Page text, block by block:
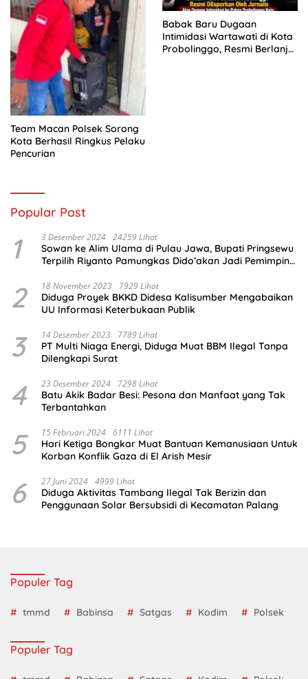
Team Macan Polsek Sorong
Kota Berhasil Ringkus Pelaku
Pencurian
Babak Baru Dugaan
Intimidasi Wartawati di Kota
Probolinggo, Resmi Berlanjut
Popular Post
1 3 Desember 2024 24259 Lihat
Sowan ke Alim Ulama di Pulau Jawa, Bupati Pringsewu
Terpilih Riyanto Pamungkas Dido’akan Jadi Pemimpin
2 18 November 2023 7929 Lihat
Diduga Proyek BKKD Didesa Kalisumber Mengabaikan
UU Informasi Keterbukaan Publik
3 14 Desember 2023 7789 Lihat
PT Multi Niaga Energi, Diduga Muat BBM Ilegal Tanpa
Dilengkapi Surat
4 23 Desember 2024 7298 Lihat
Batu Akik Badar Besi: Pesona dan Manfaat yang Tak
Terbantahkan
5 15 Februari 2024 6111 Lihat
Hari Ketiga Bongkar Muat Bantuan Kemanusiaan Untuk
Korban Konflik Gaza di El Arish Mesir
6 27 Juni 2024 4999 Lihat
Diduga Aktivitas Tambang Ilegal Tak Berizin dan
Penggunaan Solar Bersubsidi di Kecamatan Palang
Populer Tag
tmmd Babinsa Satgas Kodim Polsek
Populer Tag